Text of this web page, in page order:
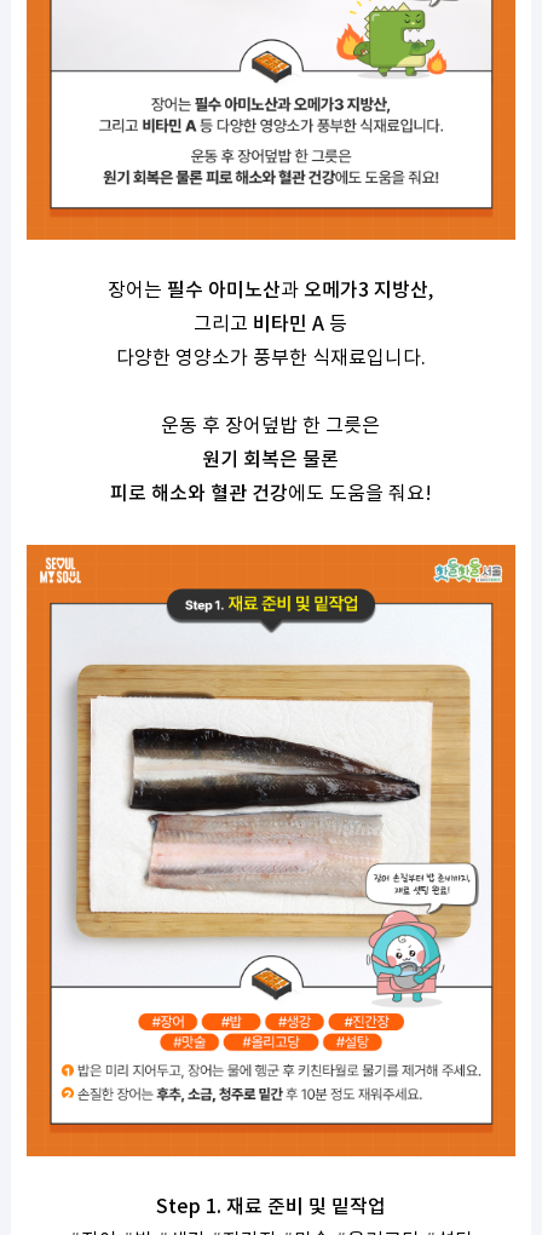
장어는 필수 아미노산과오메가3지방산,
그리고 비타민 A 등
다양한 영양소가 풍부한 식재료입니다.
운동 후 장어덮밥 한 그릇은
원기 회복은 물론
피로 해소와 혈관 건강에도 도움을 줘요!
Step 1. 재료 준비 및 밑작업